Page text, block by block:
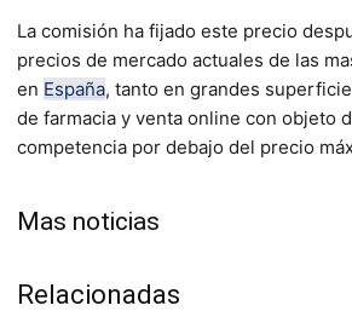
La comisión ha fijado este precio
precios de mercado actuales de las
en España, tanto en grandes
de farmacia y venta online con objeto
competencia por debajo del precio
Mas noticias
Relacionadas